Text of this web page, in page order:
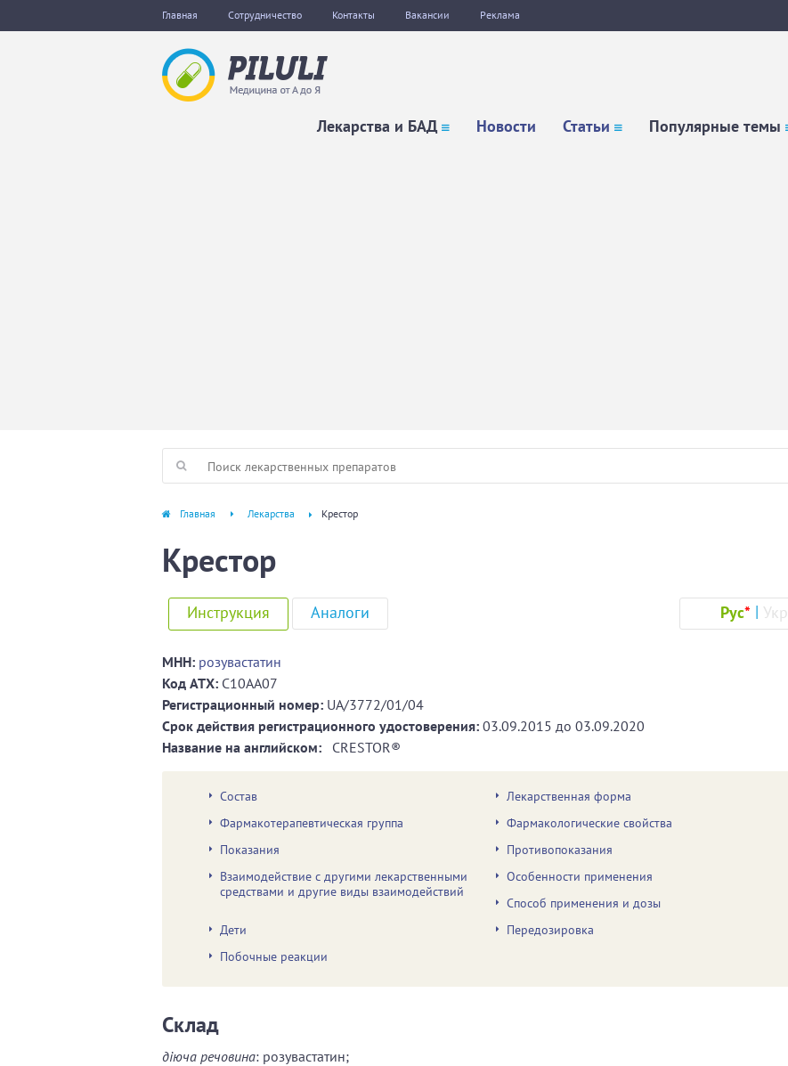
Главная Сотрудничество Контакты Вакансии Реклама
Лекарства и БАД Новости Статьи Популярные темы
Главная Лекарства Крестор
Крестор
Инструкция Рус* Укр
Аналоги
МНН: розувастатин
Код ATХ: C10AA07
Регистрационный номер: UA/3772/01/04
Срок действия регистрационного удостоверения: 03.09.2015 до 03.09.2020
Название на английском:
CRESTOR®
Состав
Лекарственная форма
Фармакотерапевтическая группа
Фармакологические свойства
Показания
Противопоказания
Взаимодействие с другими лекарственными
средствами и другие виды взаимодействий
Особенности применения
Способ применения и дозы
Дети
Передозировка
Побочные реакции
Склад
діюча речовина: розувастатин;